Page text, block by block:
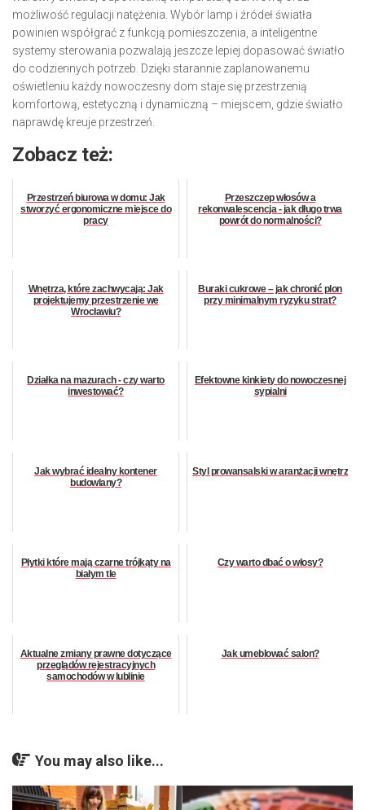
możliwość regulacji natężenia. Wybór lamp i źródeł światła
powinien współgrać z funkcją pomieszczenia, a inteligentne
systemy sterowania pozwalają jeszcze lepiej dopasować światło
do codziennych potrzeb. Dzięki starannie zaplanowanemu
oświetleniu każdy nowoczesny dom staje się przestrzenią
komfortową, estetyczną i dynamiczną – miejscem, gdzie światło
naprawdę kreuje przestrzeń.
Zobacz też:
Przestrzeń biurowa w domu: Jak
stworzyć ergonomiczne miejsce do
pracy
Przeszczep włosów a
rekonwalescencja - jak długo trwa
powrót do normalności?
Wnętrza, które zachwycają: Jak
projektujemy przestrzenie we
Wrocławiu?
Buraki cukrowe – jak chronić plon
przy minimalnym ryzyku strat?
Działka na mazurach - czy warto
inwestować?
Efektowne kinkiety do nowoczesnej
sypialni
Jak wybrać idealny kontener
budowlany?
Styl prowansalski w aranżacji wnętrz
Płytki które mają czarne trójkąty na
białym tle
Czy warto dbać o włosy?
Aktualne zmiany prawne dotyczące
przeglądów rejestracyjnych
samochodów w lublinie
Jak umeblować salon?
You may also like...